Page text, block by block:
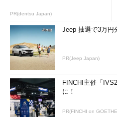
＊ソフトウェア・ラジオとは
など無線通信に必要な信号処理
る仕組みの無線機のこと。ソフ
め、プログラムを入れ替えるこ
をAMラジオやFMラジオ、携帯
に変身させることができる。
通信の多様化に対応するよりは
PR(dentsu Japan)
Jeep 抽選で3万円
PR(Jeep Japan)
FINCHI主催「
に！
PR(FINCHI on